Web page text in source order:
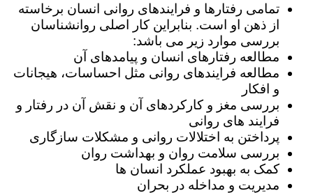
تمامی رفتارها و فرایندهای روانی انسان برخاسته
از ذهن او است. بنابراین کار اصلی روانشناسان
بررسی موارد زیر می باشد:
مطالعه رفتارهای انسان و پیامدهای آن
مطالعه فرایندهای روانی مثل احساسات، هیجانات
و افکار
بررسی مغز و کارکردهای آن و نقش آن در رفتار و
فرایند های روانی
پرداختن به اختلالات روانی و مشکلات سازگاری
بررسی سلامت روان و بهداشت روان
کمک به بهبود عملکرد انسان ها
مدیریت و مداخله در بحران